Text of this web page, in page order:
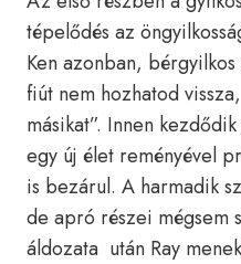
tépelődés az
Ken azonban,
fiút nem hozhatod
másikat”. Innen
egy új élet reményével
is bezárul. A harmadik
de apró részei mégsem
áldozata után Ray